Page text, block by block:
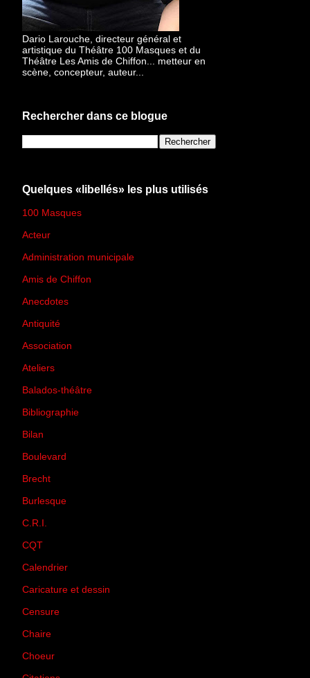
Dario Larouche, directeur général et
artistique du Théâtre 100 Masques et du
Théâtre Les Amis de Chiffon... metteur en
scène, concepteur, auteur...
Rechercher dans ce blogue
Quelques «libellés» les plus utilisés
100 Masques
Acteur
Administration municipale
Amis de Chiffon
Anecdotes
Antiquité
Association
Ateliers
Balados-théâtre
Bibliographie
Bilan
Boulevard
Brecht
Burlesque
C.R.I.
CQT
Calendrier
Caricature et dessin
Censure
Chaire
Choeur